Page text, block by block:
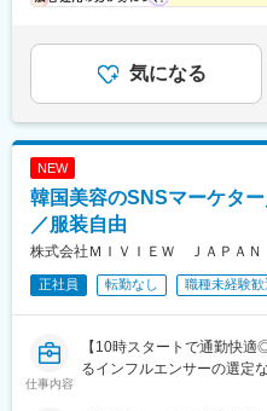
気になる
NEW
韓国美容のSNSマーケタ
／服装自由
株式会社ＭＩＶＩＥＷ ＪＡＰＡＮ
正社員 転勤なし 職種未経験歓
仕事内容
【10時スタートで通勤快
るインフルエンサーの選定